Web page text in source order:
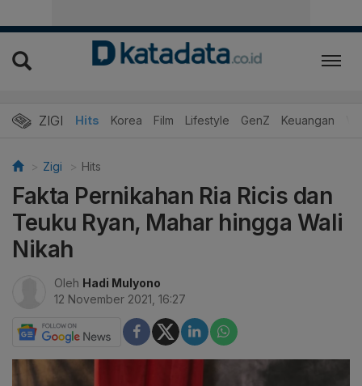
ZIGI Hits Korea Film Lifestyle GenZ Keuangan
Zigi Hits
Fakta Pernikahan Ria Ricis dan
Teuku Ryan, Mahar hingga Wali
Nikah
Oleh Hadi Mulyono
12 November 2021, 16:27